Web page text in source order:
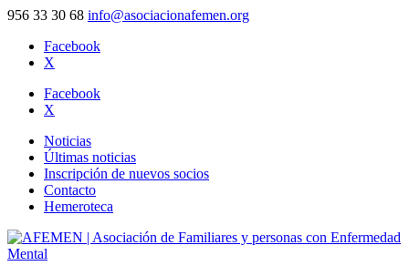
956 33 30 68 info@asociacionafemen.org
Facebook
X
Facebook
X
Noticias
Últimas noticias
Inscripción de nuevos socios
Contacto
Hemeroteca